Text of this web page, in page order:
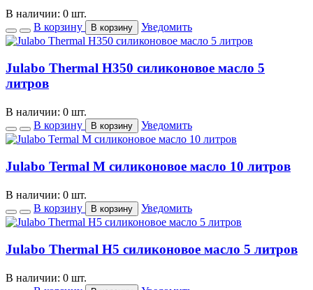
В наличии: 0 шт.
В корзину
В корзину Уведомить
Julabo Thermal H350 силиконовое масло 5
литров
В наличии: 0 шт.
В корзину
В корзину Уведомить
Julabo Termal M силиконовое масло 10 литров
В наличии: 0 шт.
В корзину
В корзину Уведомить
Julabo Thermal H5 силиконовое масло 5 литров
В наличии: 0 шт.